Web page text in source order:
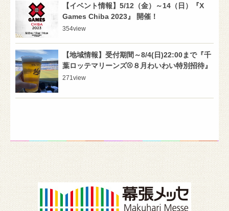
【イベント情報】5/12（金）～14（日）『X
Games Chiba 2023』 開催！
354view
【地域情報】受付期間～8/4(日)22:00まで『千
葉ロッテマリーンズ⚾８月わいわい特別招待』
271 view